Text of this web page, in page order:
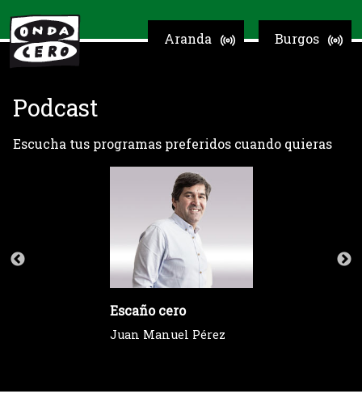
Burgos
Aranda
Podcast
Escucha tus programas preferidos cuando quieras
Escaño cero
Juan Manuel Pérez